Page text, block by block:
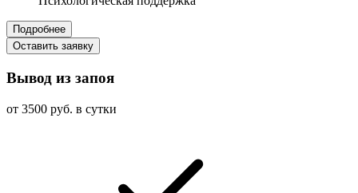
Подробнее
Оставить заявку
Вывод из запоя
от 3500 руб. в сутки